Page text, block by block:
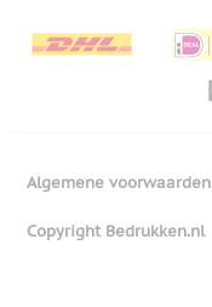
Algemene voorwaarden
Copyright Bedrukken.nl